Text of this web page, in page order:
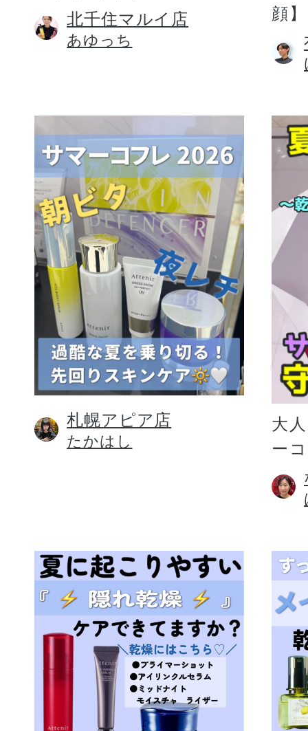
北千住マルイ店
あゆっち
顔】
札幌アピア店
たかはし
大
ー